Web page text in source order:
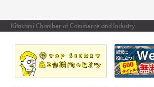
Kitakami Chamber of Commerce and Industry